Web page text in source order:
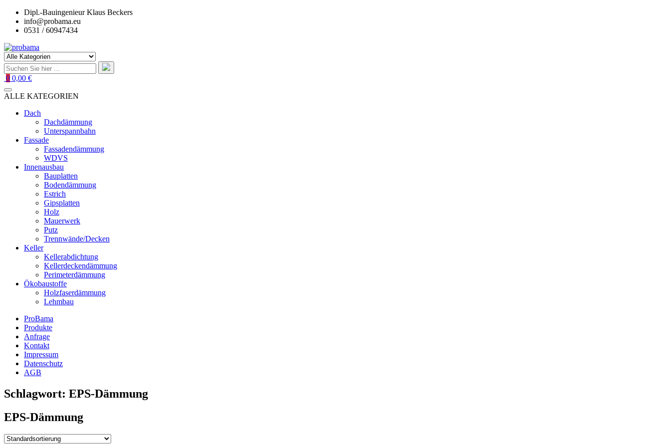
Zum
Inhalt
springen
Dipl.-Bauingenieur Klaus Beckers
info@probama.eu
0531 / 60947434
0 0,00 €
ALLE KATEGORIEN
Dach
Dachdämmung
Unterspannbahn
Fassade
Fassadendämmung
WDVS
Innenausbau
Bauplatten
Bodendämmung
Estrich
Gipsplatten
Holz
Mauerwerk
Putz
Trennwände/Decken
Keller
Kellerabdichtung
Kellerdeckendämmung
Perimeterdämmung
Ökobaustoffe
Holzfaserdämmung
Lehmbau
ProBama
Produkte
Anfrage
Kontakt
Impressum
Datenschutz
AGB
Schlagwort: EPS-Dämmung
EPS-Dämmung